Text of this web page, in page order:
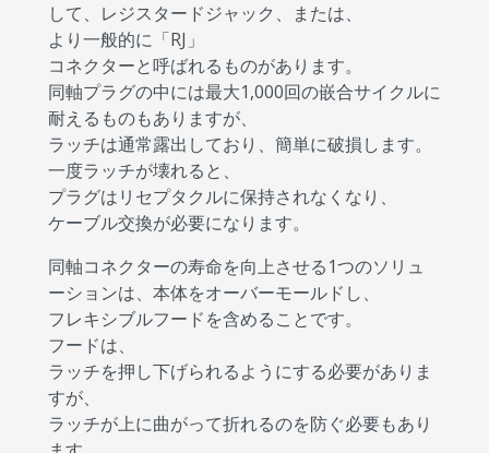
して、レジスタードジャック、または、
より一般的に「RJ」
コネクターと呼ばれるものがあります。
同軸プラグの中には最大1,000回の嵌合サイクルに
耐えるものもありますが、
ラッチは通常露出しており、簡単に破損します。
一度ラッチが壊れると、
プラグはリセプタクルに保持されなくなり、
ケーブル交換が必要になります。
同軸コネクターの寿命を向上させる1つのソリュ
ーションは、本体をオーバーモールドし、
フレキシブルフードを含めることです。
フードは、
ラッチを押し下げられるようにする必要がありま
すが、
ラッチが上に曲がって折れるのを防ぐ必要もあり